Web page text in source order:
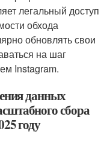
легальный доступ
обхода
обновлять свои
на шаг
Instagram.
данных
сбора
году